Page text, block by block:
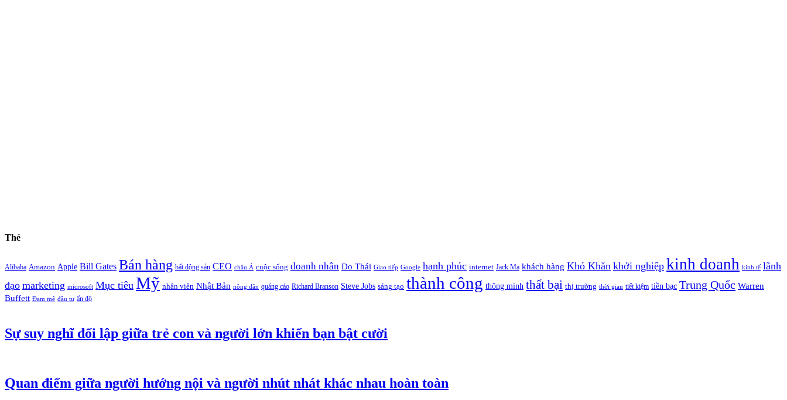
Thẻ
Alibaba Amazon Apple Bill Gates Bán hàng bất động sản CEO châu Á cuộc sống doanh nhân Do Thái Giao tiếp Google hạnh phúc internet Jack Ma khách hàng Khó Khăn khởi nghiệp kinh doanh kinh tế lãnh
đạo marketing microsoft Mục tiêu Mỹ nhân viên Nhật Bản nông dân quảng cáo Richard Branson Steve Jobs sáng tạo thành công thông minh thất bại thị trường thời gian tiết kiệm tiền bạc Trung Quốc Warren
Buffett Đam mê đầu tư ấn độ
Sự suy nghĩ đối lập giữa trẻ con và người lớn khiến bạn bật cười
Quan điểm giữa người hướng nội và người nhút nhát khác nhau hoàn toàn